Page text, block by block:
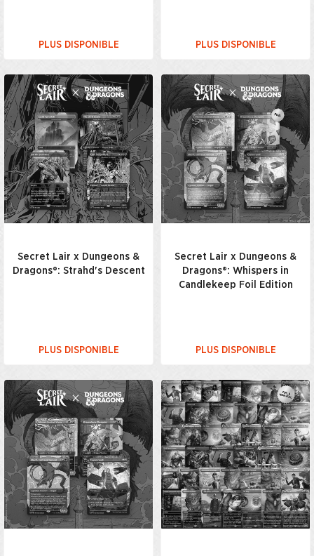
PLUS DISPONIBLE PLUS DISPONIBLE
Secret Lair x Dungeons &
Dragons®: Strahd's Descent
PLUS DISPONIBLE
Secret Lair x Dungeons &
Dragons®: Whispers in
Candlekeep Foil Edition
PLUS DISPONIBLE